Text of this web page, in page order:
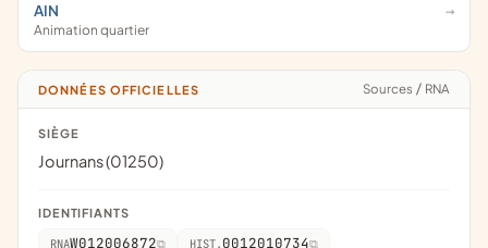
AIN
Animation quartier
DONNÉES OFFICIELLES Sources / RNA
SIÈGE
Journans (01250)
IDENTIFIANTS
RNAW012006872 HIST. 0012010734